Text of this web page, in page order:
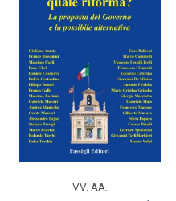
VV. AA.